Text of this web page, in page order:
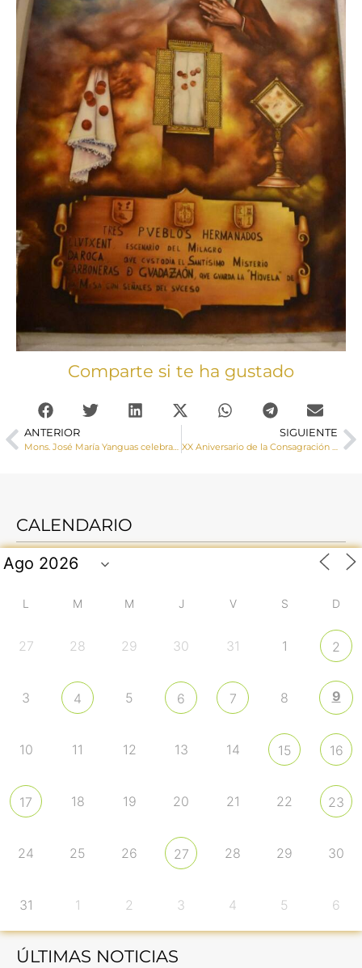
Comparte si te ha gustado
ANTERIOR
Mons. José María Yanguas celebra la misa exequial y el entierro del sacerdote D. Maximino del Olmo Herráiz
SIGUIENTE
XX Aniversario de la Consagración Episcopal de Monseñor José María Yanguas (Galería de imágenes)
CALENDARIO
L M M J V S D
27 28 29 30 31 1 2
3 4 5 6 7 8 9
10 11 12 13 14 15 16
17 18 19 20 21 22 23
24 25 26 27 28 29 30
31 1 2 3 4 5 6
ÚLTIMAS NOTICIAS